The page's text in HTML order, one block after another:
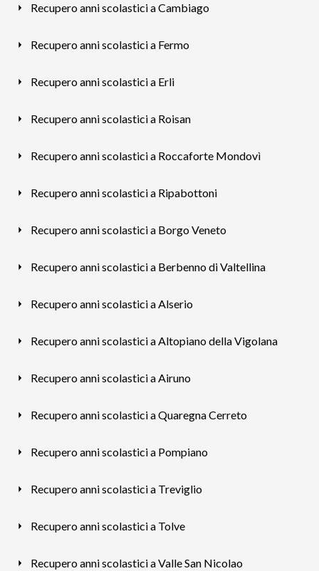
Recupero anni scolastici a Cambiago
Recupero anni scolastici a Fermo
Recupero anni scolastici a Erli
Recupero anni scolastici a Roisan
Recupero anni scolastici a Roccaforte Mondovì
Recupero anni scolastici a Ripabottoni
Recupero anni scolastici a Borgo Veneto
Recupero anni scolastici a Berbenno di Valtellina
Recupero anni scolastici a Alserio
Recupero anni scolastici a Altopiano della Vigolana
Recupero anni scolastici a Airuno
Recupero anni scolastici a Quaregna Cerreto
Recupero anni scolastici a Pompiano
Recupero anni scolastici a Treviglio
Recupero anni scolastici a Tolve
Recupero anni scolastici a Valle San Nicolao